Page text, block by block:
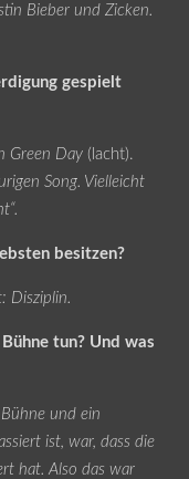
Bieber und Zicken.
gespielt
Green Day(lacht).
Song. Vielleicht
besitzen?
Disziplin.
tun? Und was
und ein
ist, war, dass die
hat. Also das war